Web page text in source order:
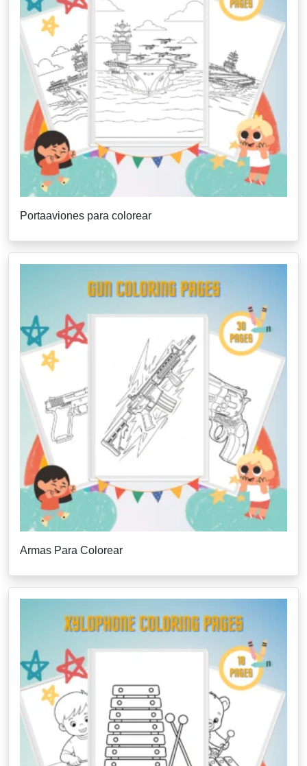
Portaaviones para colorear
Armas Para Colorear